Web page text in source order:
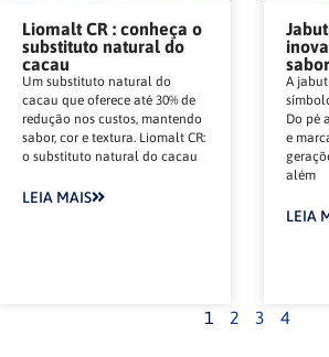
Liomalt CR : conheça o
substituto natural do
cacau
Um substituto natural do
cacau que oferece até 30% de
redução nos custos, mantendo
sabor, cor e textura. Liomalt CR:
o substituto natural do cacau
LEIA MAIS
A
Do pé
e
além
LEIA
1 2 3 4